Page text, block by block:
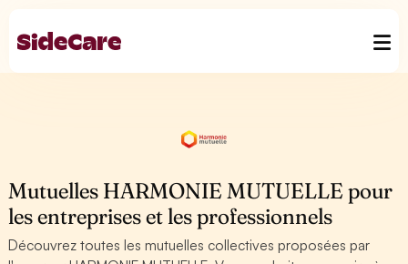
Mutuelles HARMONIE MUTUELLE pour
les entreprises et les professionnels
Découvrez toutes les mutuelles collectives proposées par